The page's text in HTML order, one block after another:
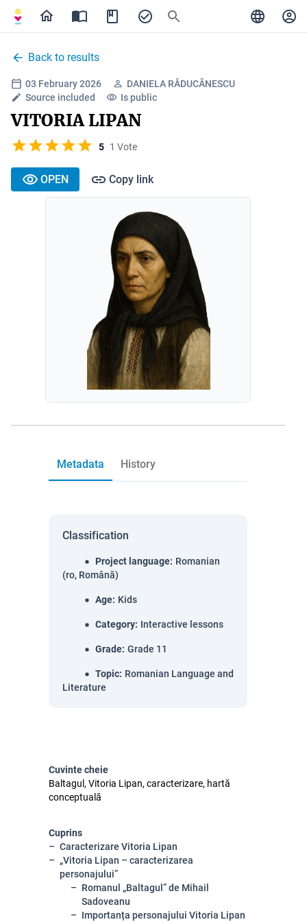
Back to results
03 February 2026
DANIELA RĂDUCĂNESCU
Source included
Is public
VITORIA LIPAN
5 1 Vote
OPEN Copy link
Metadata History
Classification
Project language: Romanian
(ro, Română)
Age: Kids
Category: Interactive lessons
Grade: Grade 11
Topic: Romanian Language and
Literature
Cuvinte cheie
Baltagul, Vitoria Lipan, caracterizare, hartă
conceptuală
Cuprins
Caracterizare Vitoria Lipan
„Vitoria Lipan – caracterizarea
personajului”
Romanul „Baltagul” de Mihail
Sadoveanu
Importanța personajului Vitoria Lipan